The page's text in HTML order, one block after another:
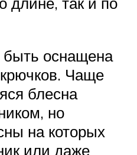
быть оснащена
Чаще
блесна
но
на которых
или даже